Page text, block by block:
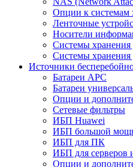
Опции к системам
Ленточные
Носители
Системы
Системы
Источники
Батареи APC
Батареи
Опции и
Сетевые фильтры
ИБП Huawei
ИБП большой
ИБП для ПК
ИБП для серверов
Опции и